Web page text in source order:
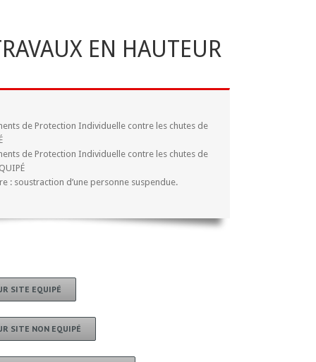
EN HAUTEUR
de Protection Individuelle contre les chutes de
de Protection Individuelle contre les chutes de
: soustraction d’une personne suspendue.
SITE EQUIPÉ
SITE NON EQUIPÉ